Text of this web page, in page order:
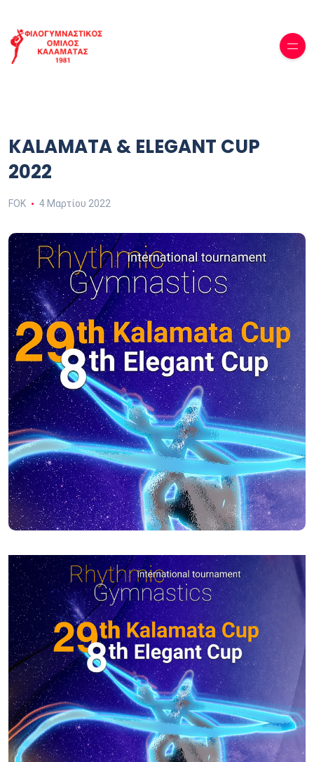
KALAMATA & ELEGANT CUP
2022
FOK 4 Μαρτίου 2022